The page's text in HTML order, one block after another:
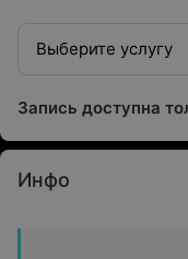
Выберите услугу
Запись доступна
Инфо